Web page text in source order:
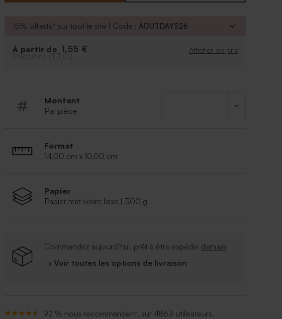
15% offerts* sur tout le site | Code :AOUTDAYS26
À partir de 1,55 € Afficher les prix
Prix/pièce (T.T.C.)
Montant
Par pièce
Format
14,00 cm x 10,00 cm
Papier
Papier mat ivoire lisse | 300 g
Commandez aujourd'hui, prêt à être expédié demain
› Voir toutes les options de livraison
92 % nous recommandent, sur 4863 utilisateurs.